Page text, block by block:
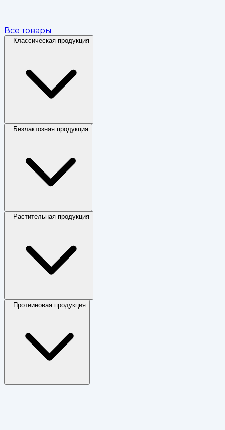
Все товары
Классическая продукция
Безлактозная продукция
Растительная продукция
Протеиновая продукция